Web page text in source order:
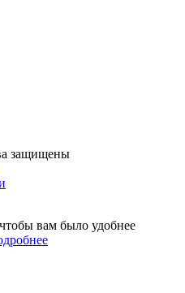
защищены
вам было удобнее